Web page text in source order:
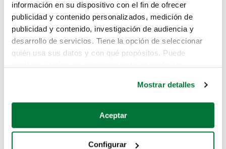
información en su dispositivo con el fin de ofrecer
publicidad y contenido personalizados, medición de
publicidad y contenido, investigación de audiencia y
desarrollo de servicios. Tiene la opción de seleccionar
quién usa sus datos y con qué propósitos. Puede
Si lo permite, también quisiéramos:
Recopilar información sobre su ubicación geográfica
Mostrar detalles
Aceptar
Configurar